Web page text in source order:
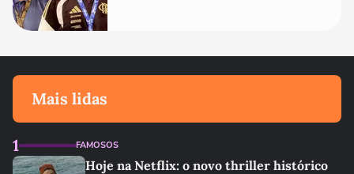
Mais lidas
1 FAMOSOS
Hoje na Netflix: o novo thriller histórico